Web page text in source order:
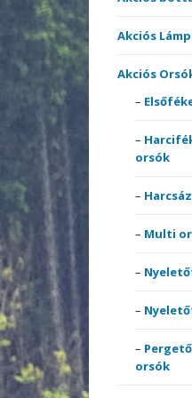
Akciós
Akciós
orsók
Multi
orsók